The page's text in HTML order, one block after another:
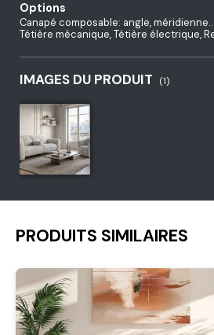
Options
Canapé composable: angle, méridienne…
Tétière mécanique, Tétière électrique,
IMAGES DU PRODUIT (1)
PRODUITS SIMILAIRES